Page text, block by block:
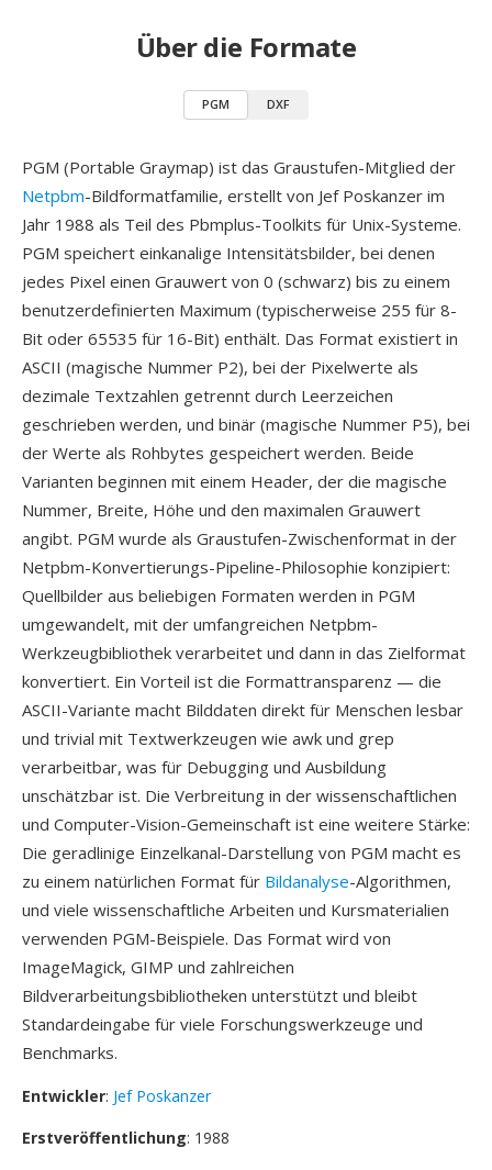
Über die Formate
PGM DXF
PGM (Portable Graymap) ist das Graustufen-Mitglied der
Netpbm-Bildformatfamilie, erstellt von Jef Poskanzer im
Jahr 1988 als Teil des Pbmplus-Toolkits für Unix-Systeme.
PGM speichert einkanalige Intensitätsbilder, bei denen
jedes Pixel einen Grauwert von 0 (schwarz) bis zu einem
benutzerdefinierten Maximum (typischerweise 255 für 8-
Bit oder 65535 für 16-Bit) enthält. Das Format existiert in
ASCII (magische Nummer P2), bei der Pixelwerte als
dezimale Textzahlen getrennt durch Leerzeichen
geschrieben werden, und binär (magische Nummer P5), bei
der Werte als Rohbytes gespeichert werden. Beide
Varianten beginnen mit einem Header, der die magische
Nummer, Breite, Höhe und den maximalen Grauwert
angibt. PGM wurde als Graustufen-Zwischenformat in der
Netpbm-Konvertierungs-Pipeline-Philosophie konzipiert:
Quellbilder aus beliebigen Formaten werden in PGM
umgewandelt, mit der umfangreichen Netpbm-
Werkzeugbibliothek verarbeitet und dann in das Zielformat
konvertiert. Ein Vorteil ist die Formattransparenz — die
ASCII-Variante macht Bilddaten direkt für Menschen lesbar
und trivial mit Textwerkzeugen wie awk und grep
verarbeitbar, was für Debugging und Ausbildung
unschätzbar ist. Die Verbreitung in der wissenschaftlichen
und Computer-Vision-Gemeinschaft ist eine weitere Stärke:
Die geradlinige Einzelkanal-Darstellung von PGM macht es
zu einem natürlichen Format für Bildanalyse-Algorithmen,
und viele wissenschaftliche Arbeiten und Kursmaterialien
verwenden PGM-Beispiele. Das Format wird von
ImageMagick, GIMP und zahlreichen
Bildverarbeitungsbibliotheken unterstützt und bleibt
Standardeingabe für viele Forschungswerkzeuge und
Benchmarks.
Entwickler: Jef Poskanzer
Erstveröffentlichung: 1988